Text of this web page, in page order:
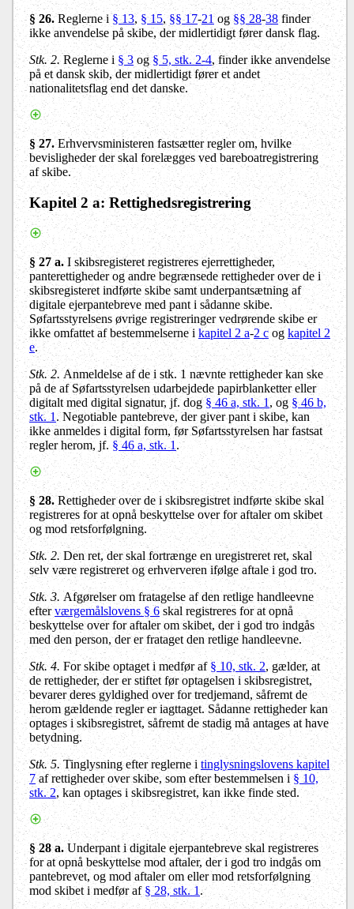
§ 26. Reglerne i§ 13, § 15, §§ 17-21og§§ 28-38 finder
ikke anvendelse på skibe, der midlertidigt fører dansk flag.
Stk. 2. Reglerne i § 3 og§ 5, stk. 2-4, finder ikke anvendelse
på et dansk skib, der midlertidigt fører et andet
nationalitetsflag end det danske.
§ 27. Erhvervsministeren fastsætter regler om, hvilke
bevisligheder der skal forelægges ved bareboatregistrering
af skibe.
Kapitel 2 a: Rettighedsregistrering
§ 27 a. I skibsregisteret registreres ejerrettigheder,
panterettigheder og andre begrænsede rettigheder over de i
skibsregisteret indførte skibe samt underpantsætning af
digitale ejerpantebreve med pant i sådanne skibe.
Søfartsstyrelsens øvrige registreringer vedrørende skibe er
ikke omfattet af bestemmelserne i kapitel 2 a-2 cogkapitel 2
e.
Stk. 2. Anmeldelse af de i stk. 1 nævnte rettigheder kan ske
på de af Søfartsstyrelsen udarbejdede papirblanketter eller
digitalt med digital signatur, jf. dog§ 46 a, stk. 1, og§ 46 b,
stk. 1. Negotiable pantebreve, der giver pant i skibe, kan
ikke anmeldes i digital form, før Søfartsstyrelsen har fastsat
regler herom, jf. § 46 a, stk. 1 .
§ 28. Rettigheder over de i skibsregistret indførte skibe skal
registreres for at opnå beskyttelse over for aftaler om skibet
og mod retsforfølgning.
Stk. 2. Den ret, der skal fortrænge en uregistreret ret, skal
selv være registreret og erhververen ifølge aftale i god tro.
Stk. 3. Afgørelser om fratagelse af den retlige handleevne
efterværgemålslovens § 6skal registreres for at opnå
beskyttelse over for aftaler om skibet, der i god tro indgås
med den person, der er frataget den retlige handleevne.
Stk. 4. For skibe optaget i medfør af§ 10, stk. 2, gælder, at
de rettigheder, der er stiftet før optagelsen i skibsregistret,
bevarer deres gyldighed over for tredjemand, såfremt de
herom gældende regler er iagttaget. Sådanne rettigheder kan
optages i skibsregistret, såfremt de stadig må antages at have
betydning.
Stk. 5. Tinglysning efter reglerne i tinglysningslovens kapitel
7af rettigheder over skibe, som efter bestemmelsen i§ 10,
stk. 2, kan optages i skibsregistret, kan ikke finde sted.
§ 28 a. Underpant i digitale ejerpantebreve skal registreres
for at opnå beskyttelse mod aftaler, der i god tro indgås om
pantebrevet, og mod aftaler om eller mod retsforfølgning
mod skibet i medfør af § 28, stk. 1.